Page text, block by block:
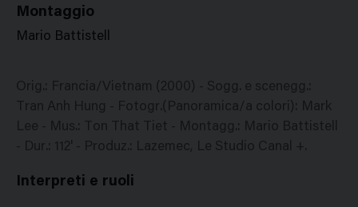
Montaggio
Mario Battistell
Orig.: Francia/Vietnam (2000) - Sogg. e scenegg.:
Tran Anh Hung - Fotogr.(Panoramica/a colori): Mark
Lee - Mus.: Ton That Tiet - Montagg.: Mario Battistell
- Dur.: 112' - Produz.: Lazemec, Le Studio Canal +.
Interpreti e ruoli